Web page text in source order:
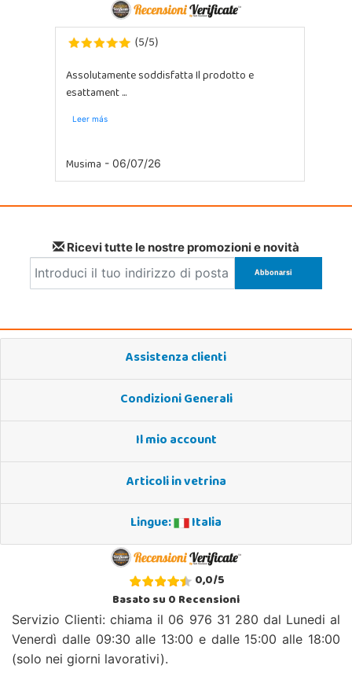
(5/5)
Assolutamente soddisfatta Il prodotto e
esattament ...
Leer más
Musima - 06/07/26
Ricevi tutte le nostre promozioni e novità
Assistenza clienti
Condizioni Generali
Il mio account
Articoli in vetrina
Lingue:
Italia
0,0/5
Basato su0Recensioni
Servizio Clienti: chiama il 06 976 31 280 dal Lunedi al
Venerdì dalle 09:30 alle 13:00 e dalle 15:00 alle 18:00
(solo nei giorni lavorativi).